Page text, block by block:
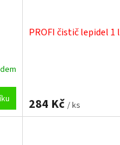
PROFI čistič lepidel 1 l
284 Kč / ks